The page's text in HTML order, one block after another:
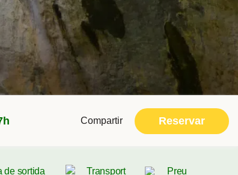
Compartir Reservar
de sortida Transport Preu